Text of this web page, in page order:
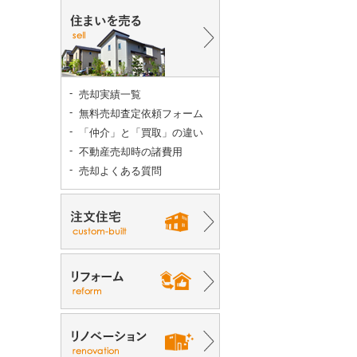
売却実績一覧
無料売却査定依頼フォーム
「仲介」と「買取」の違い
不動産売却時の諸費用
売却よくある質問